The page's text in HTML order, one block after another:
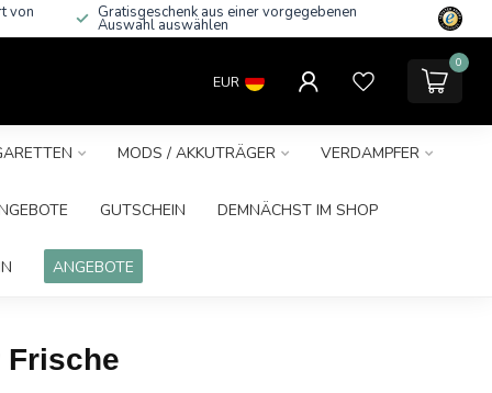
von Gratisgeschenk aus einer vorgegebenen
Auswahl auswählen
EUR
0
MODS / AKKUTRÄGER VERDAMPFER
GUTSCHEIN DEMNÄCHST IM SHOP
ANGEBOTE
Frische